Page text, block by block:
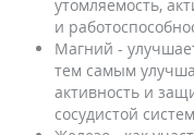
утомляемость,
и
Магний -
тем самым
активность и
сосудистой